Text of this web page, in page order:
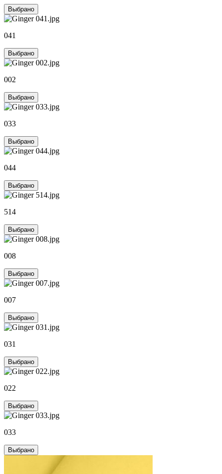
Выбрано
041
Выбрано
002
Выбрано
033
Выбрано
044
Выбрано
514
Выбрано
008
Выбрано
007
Выбрано
031
Выбрано
022
Выбрано
033
Выбрано